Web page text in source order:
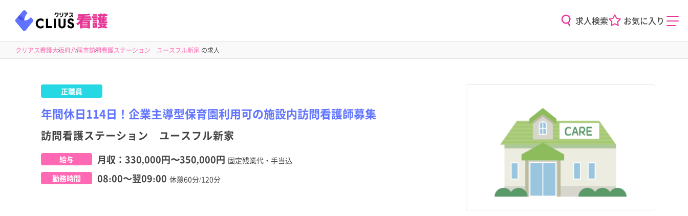
求人検索 お気に入り
クリアス看護大阪府八尾市訪問看護ステーション ユースフル新家 の求人
正職員
年間休日114日！企業主導型保育園利用可の施設内訪問看護師募集
訪問看護ステーション ユースフル新家
給与 月収： 330,000円〜350,000円 固定残業代・手当込
勤務時間
08:00～翌09:00 休憩60分/120分